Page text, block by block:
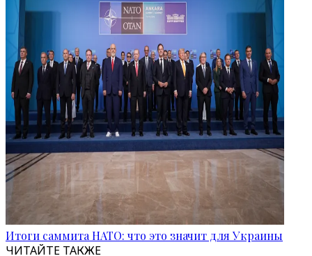
Итоги саммита НАТО: что это значит для Украины
ЧИТАЙТЕ ТАКЖЕ